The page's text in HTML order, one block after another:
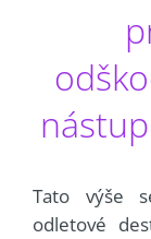
Tato výše
odletové